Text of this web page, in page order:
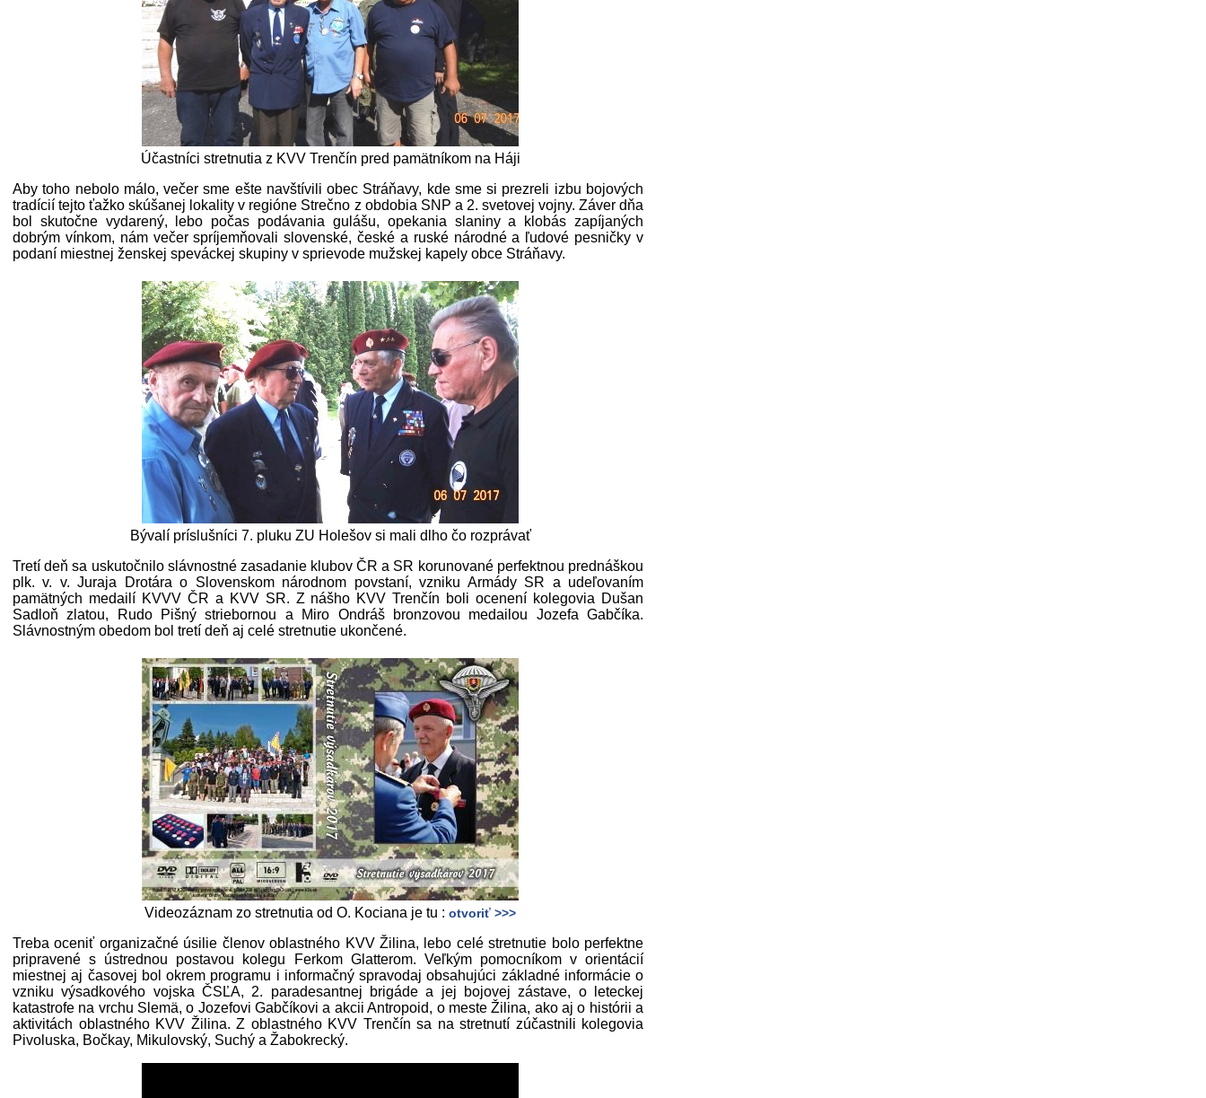
Účastníci stretnutia z KVV Trenčín pred pamätníkom na Háji
Aby toho nebolo málo, večer sme ešte navštívili obec Stráňavy, kde sme si prezreli izbu bojových
tradícií tejto ťažko skúšanej lokality v regióne Strečno z obdobia SNP a 2. svetovej vojny. Záver dňa
bol skutočne vydarený, lebo počas podávania gulášu, opekania slaniny a klobás zapíjaných
dobrým vínkom, nám večer spríjemňovali slovenské, české a ruské národné a ľudové pesničky v
podaní miestnej ženskej speváckej skupiny v sprievode mužskej kapely obce Stráňavy.
Bývalí príslušníci 7. pluku ZU Holešov si mali dlho čo rozprávať
Tretí deň sa uskutočnilo slávnostné zasadanie klubov ČR a SR korunované perfektnou prednáškou
plk. v. v. Juraja Drotára o Slovenskom národnom povstaní, vzniku Armády SR a udeľovaním
pamätných medailí KVVV ČR a KVV SR. Z nášho KVV Trenčín boli ocenení kolegovia Dušan
Sadloň zlatou, Rudo Pišný striebornou a Miro Ondráš bronzovou medailou Jozefa Gabčíka.
Slávnostným obedom bol tretí deň aj celé stretnutie ukončené.
Videozáznam zo stretnutia od O. Kociana je tu : otvoriť >>>
Treba oceniť organizačné úsilie členov oblastného KVV Žilina, lebo celé stretnutie bolo perfektne
pripravené s ústrednou postavou kolegu Ferkom Glatterom. Veľkým pomocníkom v orientácií
miestnej aj časovej bol okrem programu i informačný spravodaj obsahujúci základné informácie o
vzniku výsadkového vojska ČSĽA, 2. paradesantnej brigáde a jej bojovej zástave, o leteckej
katastrofe na vrchu Slemä, o Jozefovi Gabčíkovi a akcii Antropoid, o meste Žilina, ako aj o histórii a
aktivitách oblastného KVV Žilina. Z oblastného KVV Trenčín sa na stretnutí zúčastnili kolegovia
Pivoluska, Bočkay, Mikulovský, Suchý a Žabokrecký.